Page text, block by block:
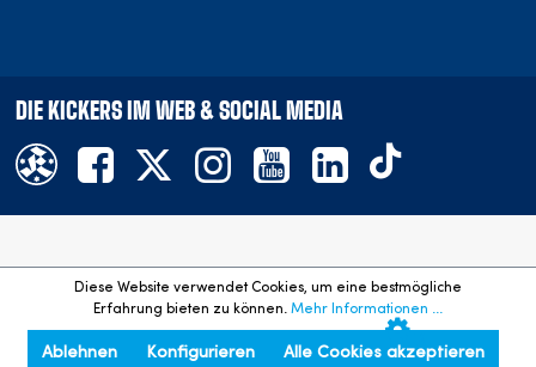
DIE KICKERS IM WEB & SOCIAL MEDIA
- Alle Rechte vorbehalten. Preisangaben inkl. gesetzl.
MwSt. und zzgl. Versandkosten.
Diese Website verwendet Cookies, um eine bestmögliche
Erfahrung bieten zu können. Mehr Informationen ...
Ablehnen Konfigurieren Alle Cookies akzeptieren